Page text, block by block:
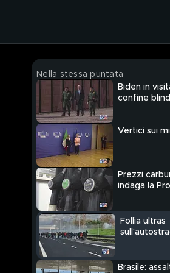
Nella stessa puntata
Biden in
confine
Vertici sui
Prezzi
indaga la
Follia ultras
Brasile: